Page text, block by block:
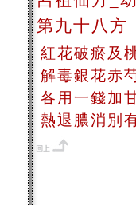
第九十八方
紅花破瘀及
解毒銀花赤
各用一錢加
熱退膿消別